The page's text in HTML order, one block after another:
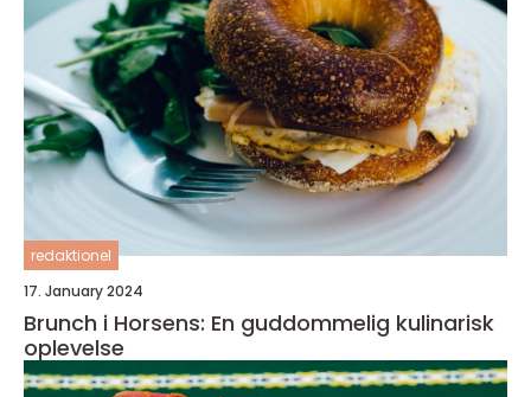
redaktionel
17. January 2024
Brunch i Horsens: En guddommelig kulinarisk
oplevelse